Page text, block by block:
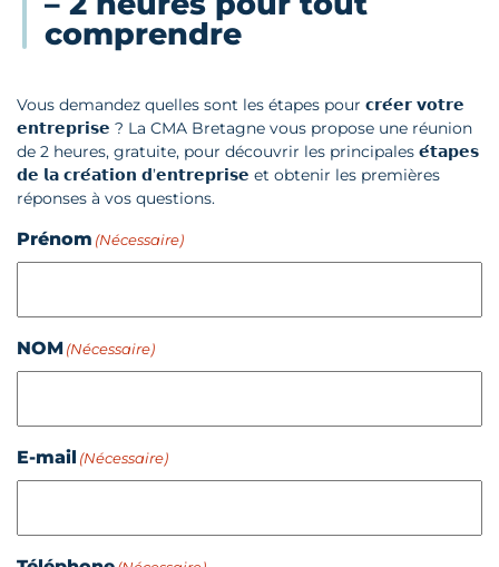
comprendre
Vous demandez quelles sont les étapes pour 𝗰𝗿𝗲́𝗲𝗿 𝘃𝗼𝘁𝗿𝗲
𝗲𝗻𝘁𝗿𝗲𝗽𝗿𝗶𝘀𝗲 ? La CMA Bretagne vous propose une réunion
de 2 heures, gratuite, pour découvrir les principales 𝗲́𝘁𝗮𝗽𝗲𝘀
𝗱𝗲 𝗹𝗮 𝗰𝗿𝗲́𝗮𝘁𝗶𝗼𝗻 𝗱’𝗲𝗻𝘁𝗿𝗲𝗽𝗿𝗶𝘀𝗲 et obtenir les premières
réponses à vos questions.
Prénom (Nécessaire)
NOM(Nécessaire)
E-mail (Nécessaire)